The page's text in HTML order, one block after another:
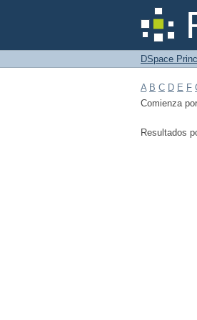
Filtrar
DSpace
A B C D E F
Comienza por
Resultados